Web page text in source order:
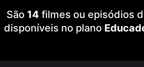
São 14 filmes ou episódios
disponíveis no plano